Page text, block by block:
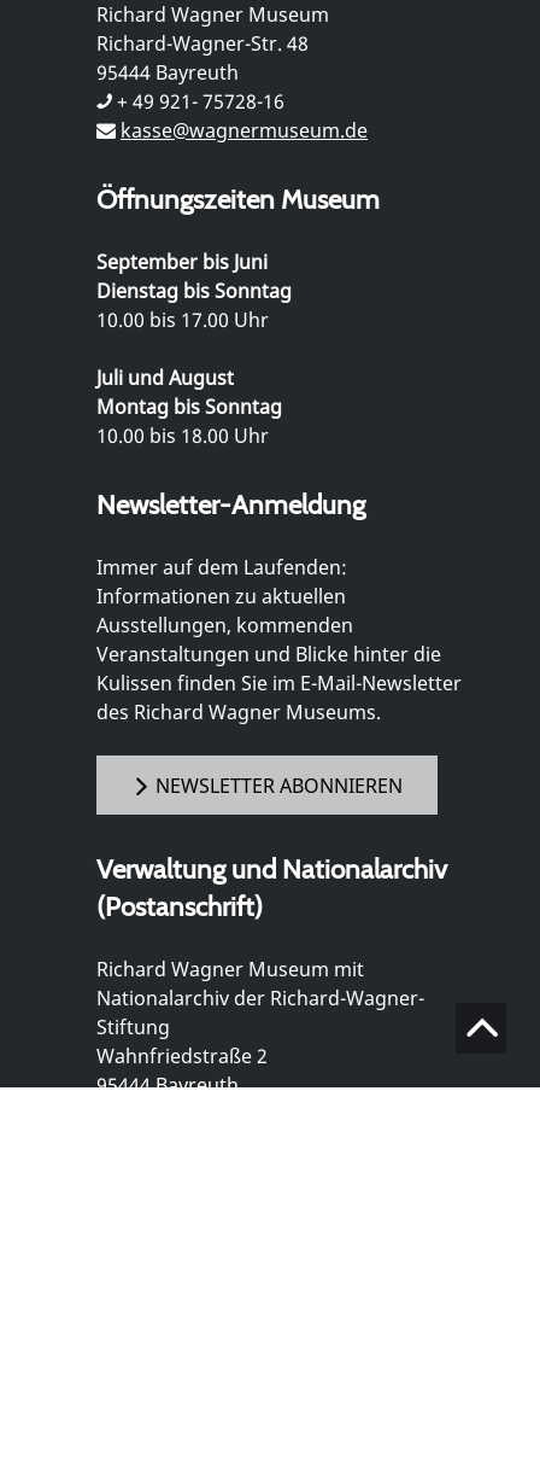
Richard Wagner Museum
Richard-Wagner-Str. 48
95444 Bayreuth
+ 49 921- 75728-16
kasse@wagnermuseum.de
Öffnungszeiten Museum
September bis Juni
Dienstag bis Sonntag
10.00 bis 17.00 Uhr
Juli und August
Montag bis Sonntag
10.00 bis 18.00 Uhr
Newsletter-Anmeldung
Immer auf dem Laufenden:
Informationen zu aktuellen
Ausstellungen, kommenden
Veranstaltungen und Blicke hinter die
Kulissen finden Sie im E-Mail-Newsletter
des Richard Wagner Museums.
NEWSLETTER ABONNIEREN
Verwaltung und Nationalarchiv
(Postanschrift)
Richard Wagner Museum mit
Nationalarchiv der Richard-Wagner-
Stiftung
Wahnfriedstraße 2
95444 Bayreuth